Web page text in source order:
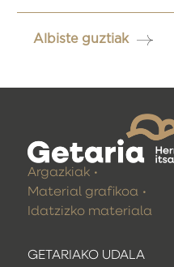
Albiste guztiak
GETARIAKO UDALA
Argazkiak
Material grafikoa
Idatzizko materiala